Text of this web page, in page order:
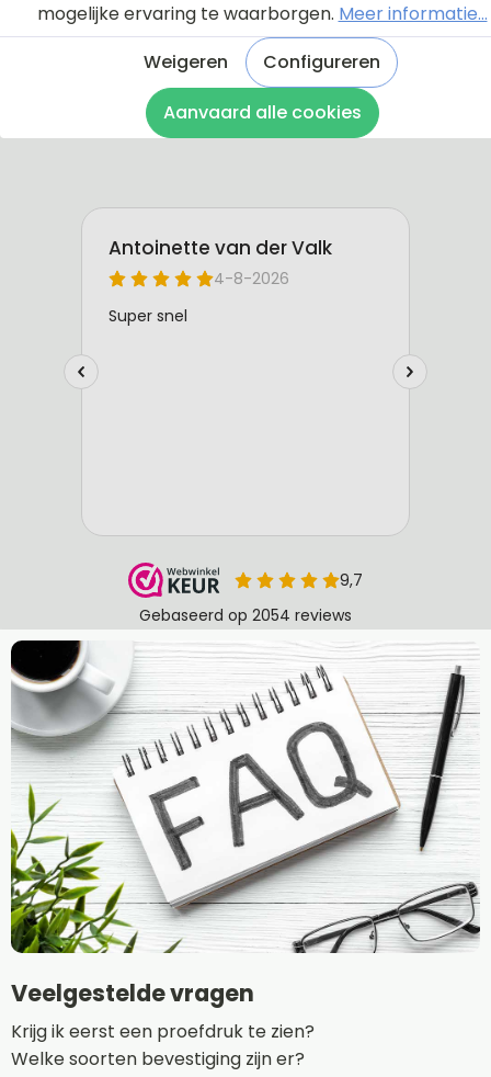
Bekijk de instructie
Veelgestelde vragen
Krijg ik eerst een proefdruk te zien?
Welke soorten bevestiging zijn er?
mogelijke ervaring te waarborgen. Meer informatie...
Weigeren
Configureren
Aanvaard alle cookies